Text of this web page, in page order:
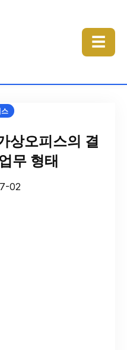
☰
상오피스의 결
무 형태
02